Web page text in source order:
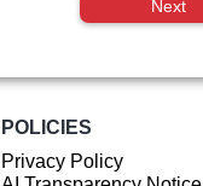
Next
POLICIES
Privacy Policy